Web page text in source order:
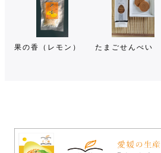
果の香（レモン） たまごせんべい